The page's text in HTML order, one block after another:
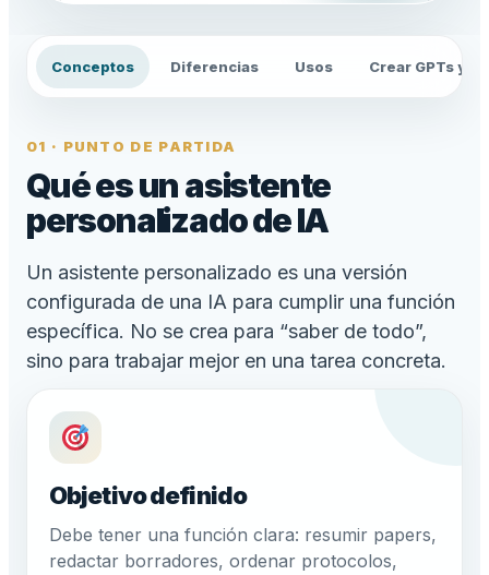
inventar datos.
Conceptos
Diferencias Usos Crear GPTs y
01 · PUNTO DE PARTIDA
Qué es un asistente
personalizado de IA
Un asistente personalizado es una versión
configurada de una IA para cumplir una función
específica. No se crea para “saber de todo”,
sino para trabajar mejor en una tarea concreta.
Objetivo definido
Debe tener una función clara: resumir papers,
redactar borradores, ordenar protocolos,